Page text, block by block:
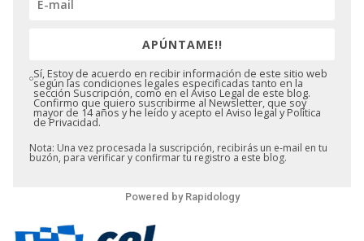
APÚNTAME!!
Sí, Estoy de acuerdo en recibir información de este sitio web
según las condiciones legales especificadas tanto en la
sección Suscripción, como en el Aviso Legal de este blog.
Confirmo que quiero suscribirme al Newsletter, que soy
mayor de 14 años y he leído y acepto el Aviso legal y Política
de Privacidad.
Nota: Una vez procesada la suscripción, recibirás un e-mail en tu
buzón, para verificar y confirmar tu registro a este blog.
Powered by Rapidology